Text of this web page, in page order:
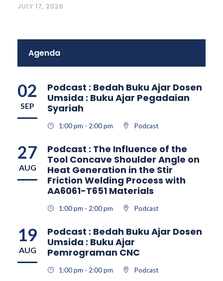
JULY 17, 2026
Agenda
02
SEP
Podcast : Bedah Buku Ajar Dosen
Umsida : Buku Ajar Pegadaian
Syariah
1:00 pm - 2:00 pm Podcast
27
AUG
Podcast : The Influence of the
Tool Concave Shoulder Angle on
Heat Generation in the Stir
Friction Welding Process with
AA6061-T651 Materials
1:00 pm - 2:00 pm Podcast
19
AUG
Podcast : Bedah Buku Ajar Dosen
Umsida : Buku Ajar
Pemrograman CNC
1:00 pm - 2:00 pm Podcast